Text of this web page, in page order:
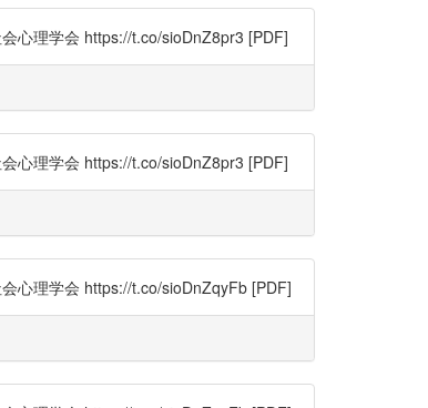
心理学会 https://t.co/sioDnZ8pr3 [PDF]
心理学会 https://t.co/sioDnZ8pr3 [PDF]
心理学会 https://t.co/sioDnZqyFb [PDF]